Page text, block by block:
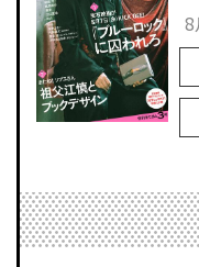
8